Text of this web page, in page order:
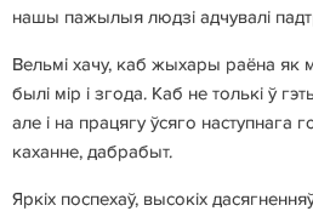
нашы пажылыя людзі адчувалі
Вельмі хачу, каб жыхары раёна як
былі мір і згода. Каб не толькі ў
але і на працягу ўсяго наступнага
каханне, дабрабыт.
Яркіх поспехаў, высокіх